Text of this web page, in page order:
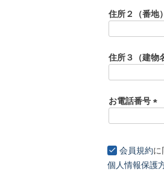
住所２（番地
住所３（建物
お電話番号
)
会員規約に
個人情報保護